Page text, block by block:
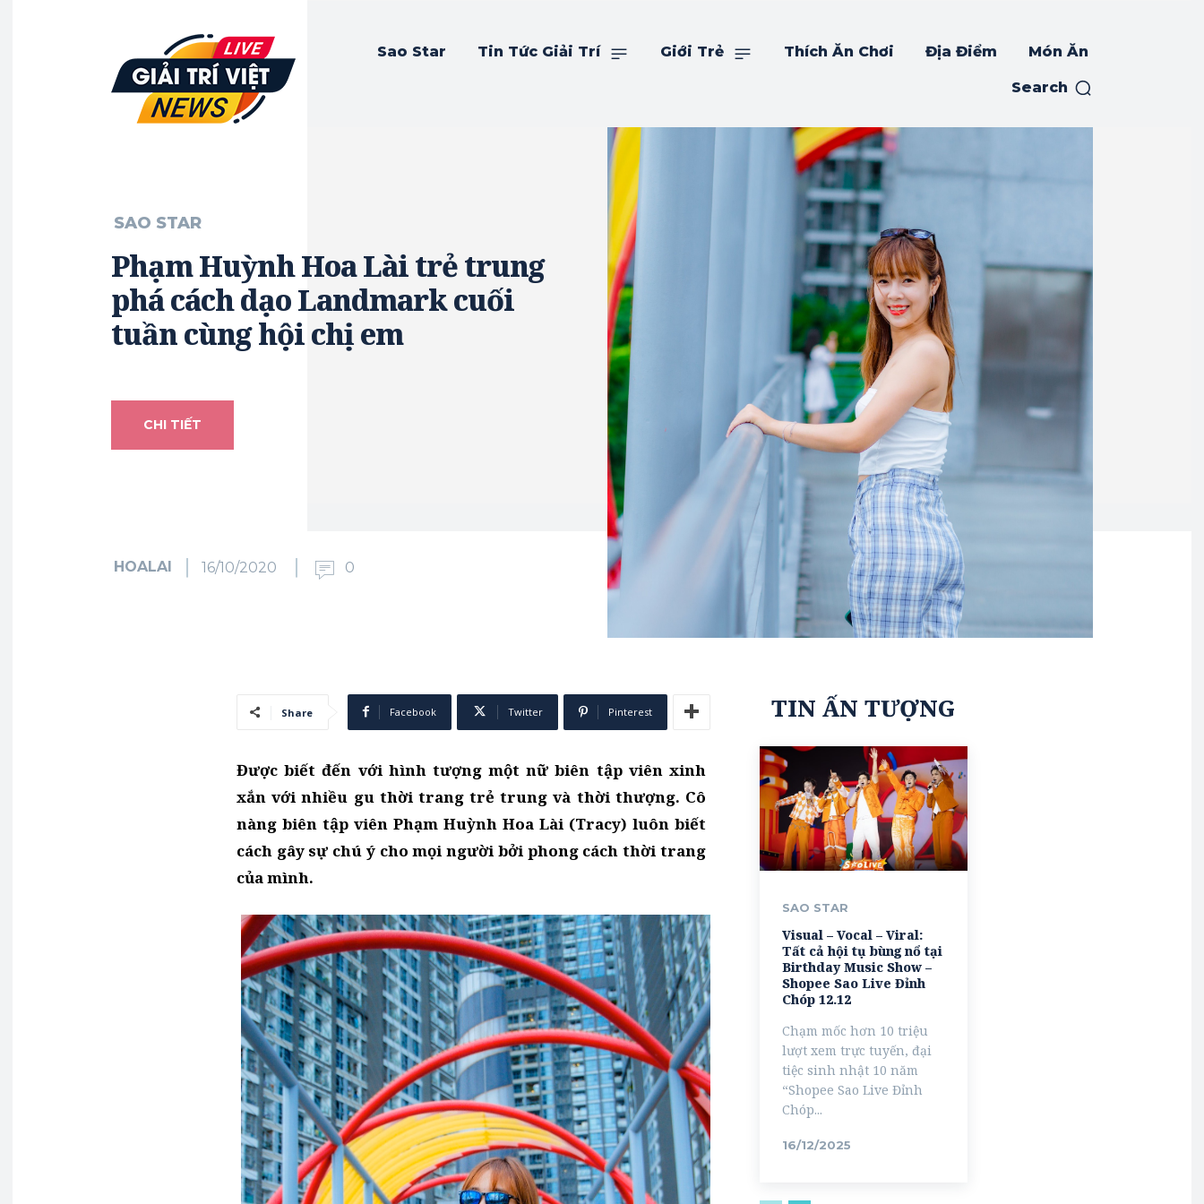
Sao Star Tin Tức Giải Trí Giới Trẻ Thích Ăn Chơi Địa Điểm Món Ăn
Search
SAO STAR
Phạm Huỳnh Hoa Lài trẻ trung
phá cách dạo Landmark cuối
tuần cùng hội chị em
CHI TIẾT
HOALAI 16/10/2020 0
Share Facebook Twitter Pinterest
Được biết đến với hình tượng một nữ biên tập viên xinh
xắn với nhiều gu thời trang trẻ trung và thời thượng. Cô
nàng biên tập viên Phạm Huỳnh Hoa Lài (Tracy) luôn biết
cách gây sự chú ý cho mọi người bởi phong cách thời trang
của mình.
TIN ẤN TƯỢNG
SAO STAR
Visual – Vocal – Viral:
Tất cả hội tụ bùng nổ tại
Birthday Music Show –
Shopee Sao Live Đỉnh
Chóp 12.12
Chạm mốc hơn 10 triệu
lượt xem trực tuyến, đại
tiệc sinh nhật 10 năm
“Shopee Sao Live Đỉnh
Chóp...
16/12/2025